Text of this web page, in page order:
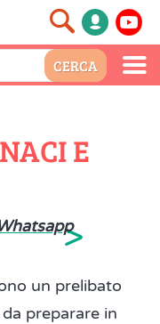
E
>
un prelibato
preparare in